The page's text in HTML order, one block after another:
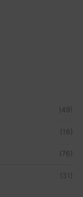
(49)
(16)
(76)
(31)